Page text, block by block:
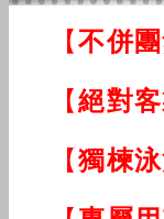
【不併
【絕對
【獨楝